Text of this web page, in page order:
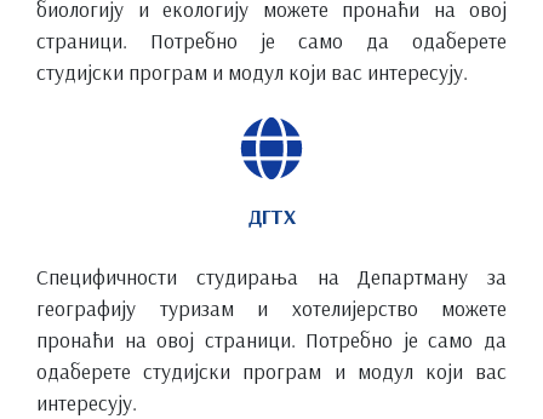
биологију и екологију можете пронаћи на овој
страници. Потребно је само да одаберете
студијски програм и модул који вас интересују.
ДГТХ
Специфичности студирања на Департману за
географију туризам и хотелијерство можете
пронаћи на овој страници. Потребно је само да
одаберете студијски програм и модул који вас
интересују.